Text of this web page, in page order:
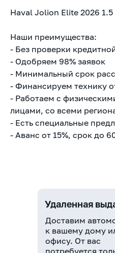
Haval Jolion Elite 2026 1.5
Наши преимущества:
- Без проверки
- Одобряем 98% заявок
- Минимальный срок
- Финансируем технику
- Работаем с
лицами, со всеми
- Есть специальные
- Аванс от 15%, срок до
Доставим
к вашему дому
офису. От вас
потребуется
Удаленная